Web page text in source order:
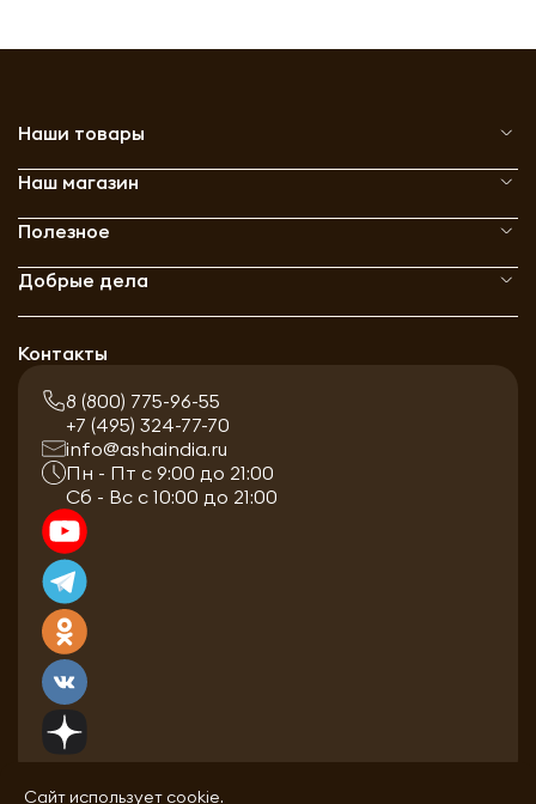
Наши товары
Наш магазин
Полезное
Добрые дела
Контакты
8 (800) 775-96-55
+7 (495) 324-77-70
info@ashaindia.ru
Пн - Пт с 9:00 до 21:00
Сб - Вс с 10:00 до 21:00
Сайт использует cookie.